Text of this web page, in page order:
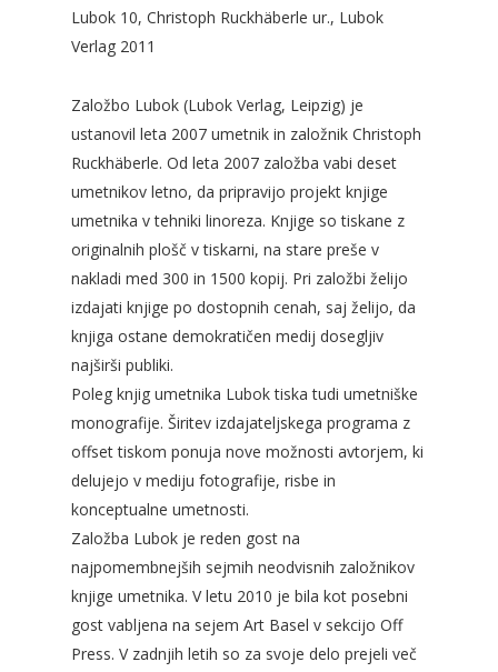
Lubok 10, Christoph Ruckhäberle ur., Lubok
Verlag 2011
Založbo Lubok (Lubok Verlag, Leipzig) je
ustanovil leta 2007 umetnik in založnik Christoph
Ruckhäberle. Od leta 2007 založba vabi deset
umetnikov letno, da pripravijo projekt knjige
umetnika v tehniki linoreza. Knjige so tiskane z
originalnih plošč v tiskarni, na stare preše v
nakladi med 300 in 1500 kopij. Pri založbi želijo
izdajati knjige po dostopnih cenah, saj želijo, da
knjiga ostane demokratičen medij dosegljiv
najširši publiki.
Poleg knjig umetnika Lubok tiska tudi umetniške
monografije. Širitev izdajateljskega programa z
offset tiskom ponuja nove možnosti avtorjem, ki
delujejo v mediju fotografije, risbe in
konceptualne umetnosti.
Založba Lubok je reden gost na
najpomembnejših sejmih neodvisnih založnikov
knjige umetnika. V letu 2010 je bila kot posebni
gost vabljena na sejem Art Basel v sekcijo Off
Press. V zadnjih letih so za svoje delo prejeli več